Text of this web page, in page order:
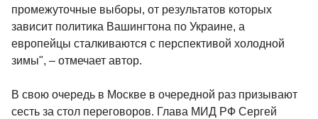
промежуточные выборы, от результатов которых
зависит политика Вашингтона по Украине, а
европейцы сталкиваются с перспективой холодной
зимы", – отмечает автор.
В свою очередь в Москве в очередной раз призывают
сесть за стол переговоров. Глава МИД РФ Сергей